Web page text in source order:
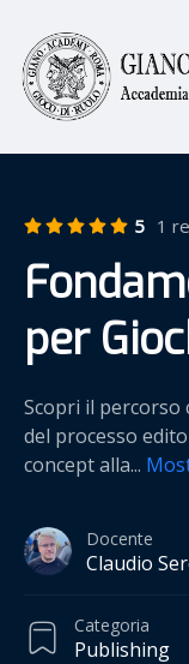
5 1
per
Scopri il percorso
del processo
concept alla...
Docente
Claudio
Categoria
Publishing